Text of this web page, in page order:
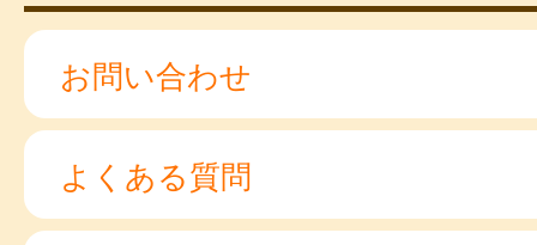
お問い合わせ
よくある質問